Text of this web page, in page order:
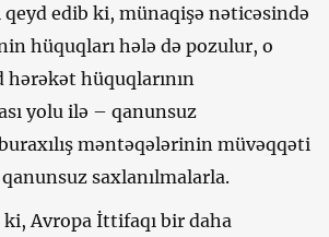
edib ki, münaqişə nəticəsində
hüquqları hələ də pozulur, o
hərəkət hüquqlarının
yolu ilə – qanunsuz
məntəqələrinin müvəqqəti
saxlanılmalarla.
Avropa İttifaqı bir daha